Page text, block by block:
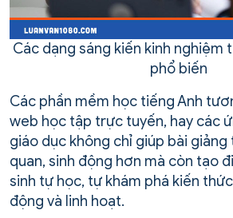
Các dạng sáng kiến kinh nghiệm
phổ biến
Các phần mềm học tiếng Anh
web học tập trực tuyến, hay các
giáo dục không chỉ giúp bài
quan, sinh động hơn mà còn tạo
sinh tự học, tự khám phá kiến
động và linh hoạt.